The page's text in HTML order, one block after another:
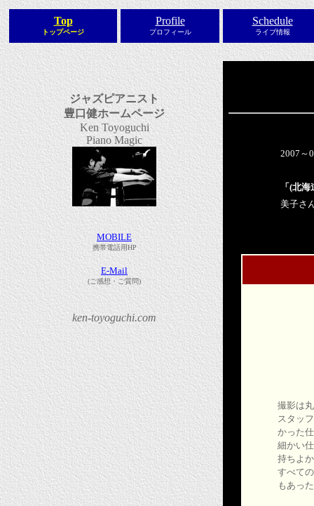
Top
トップページ
Profile
プロフィール
Schedule
ライブ情報
ジャズピアニスト
豊口健ホームページ
Ken Toyoguchi
Piano Magic
MOBILE
携帯電話用HP
E-Mail
(ご感想・ご質問)
ken-toyoguchi.com
2007～
「(北
美子さ
撮影は
スタッ
かった
細かい
持ちよ
すべて
もあっ